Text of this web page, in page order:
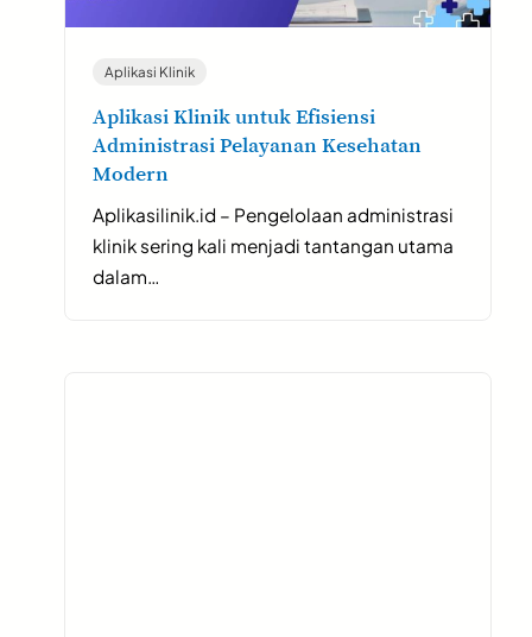
Aplikasi Klinik
Aplikasi Klinik untuk Efisiensi
Administrasi Pelayanan Kesehatan
Modern
Aplikasilinik.id – Pengelolaan administrasi
klinik sering kali menjadi tantangan utama
dalam…